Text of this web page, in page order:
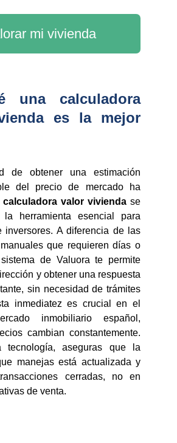
mi vivienda
una calculadora
es la mejor
de obtener una estimación
del precio de mercado ha
calculadora valor vivienda se
la herramienta esencial para
inversores. A diferencia de las
que requieren días o
de Valuora te permite
y obtener una respuesta
sin necesidad de trámites
inmediatez es crucial en el
inmobiliario español,
cambian constantemente.
tecnología, aseguras que la
manejas está actualizada y
cerradas, no en
de venta.